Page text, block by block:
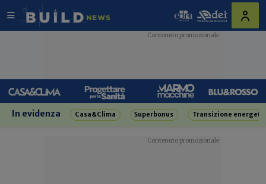
In evidenza Casa&Clima Superbonus Transizione